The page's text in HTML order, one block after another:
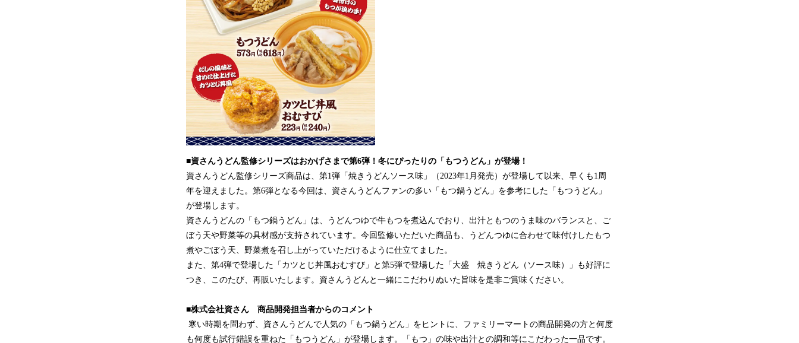
■資さんうどん監修シリーズはおかげさまで第6弾！冬にぴったりの「もつうどん」が登場！
資さんうどん監修シリーズ商品は、第1弾「焼きうどんソース味」（2023年1月発売）が登場して以来、早くも1周
年を迎えました。第6弾となる今回は、資さんうどんファンの多い「もつ鍋うどん」を参考にした「もつうどん」
が登場します。
資さんうどんの「もつ鍋うどん」は、うどんつゆで牛もつを煮込んでおり、出汁ともつのうま味のバランスと、ご
ぼう天や野菜等の具材感が支持されています。今回監修いただいた商品も、うどんつゆに合わせて味付けしたもつ
煮やごぼう天、野菜煮を召し上がっていただけるように仕立てました。
また、第4弾で登場した「カツとじ丼風おむすび」と第5弾で登場した「大盛 焼きうどん（ソース味）」も好評に
つき、このたび、再販いたします。資さんうどんと一緒にこだわりぬいた旨味を是非ご賞味ください。
■株式会社資さん 商品開発担当者からのコメント
寒い時期を問わず、資さんうどんで人気の「もつ鍋うどん」をヒントに、ファミリーマートの商品開発の方と何度
も何度も試行錯誤を重ねた「もつうどん」が登場します。「もつ」の味や出汁との調和等にこだわった一品です。